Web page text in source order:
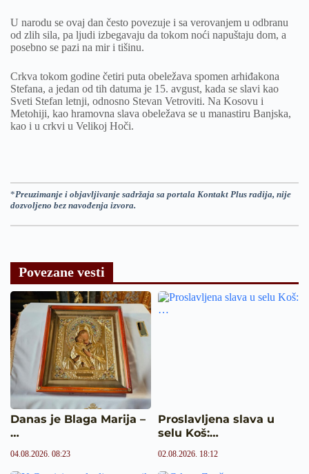
U narodu se ovaj dan često povezuje i sa verovanjem u odbranu
od zlih sila, pa ljudi izbegavaju da tokom noći napuštaju dom, a
posebno se pazi na mir i tišinu.
Crkva tokom godine četiri puta obeležava spomen arhiđakona
Stefana, a jedan od tih datuma je 15. avgust, kada se slavi kao
Sveti Stefan letnji, odnosno Stevan Vetroviti. Na Kosovu i
Metohiji, kao hramovna slava obeležava se u manastiru Banjska,
kao i u crkvi u Velikoj Hoči.
*Preuzimanje i objavljivanje sadržaja sa portala Kontakt Plus radija, nije
dozvoljeno bez navođenja izvora.
Povezane vesti
Danas je Blaga Marija –
…
04.08.2026. 08:23
Proslavljena slava u
selu Koš:…
02.08.2026. 18:12